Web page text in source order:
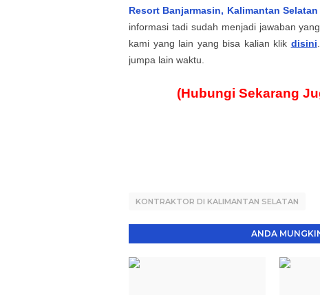
Resort Banjarmasin, Kalimantan Selatan
informasi tadi sudah menjadi jawaban
kami yang lain yang bisa kalian klik disini
jumpa lain waktu.
(Hubungi Sekarang
KONTRAKTOR DI KALIMANTAN SELATAN
ANDA